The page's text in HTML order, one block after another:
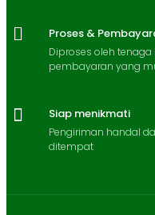
Proses &
Diproses oleh
pembayaran yang
Siap menikmati
Pengiriman handal
ditempat